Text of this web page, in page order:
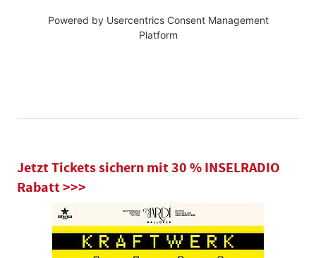
Powered by Usercentrics Consent Management
Platform
Jetzt Tickets sichern mit 30 % INSELRADIO
Rabatt >>>